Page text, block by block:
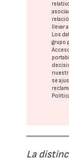
llevar
Los
grupo
se
La